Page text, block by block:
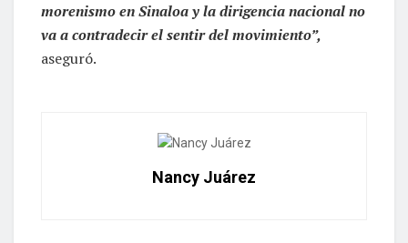
morenismo en Sinaloa y la dirigencia nacional no
va a contradecir el sentir del movimiento”,
aseguró.
Nancy Juárez